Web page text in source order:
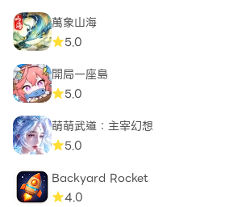
萬象山海
5.0
開局一座島
5.0
萌萌武道：主宰幻想
5.0
Backyard Rocket
4.0